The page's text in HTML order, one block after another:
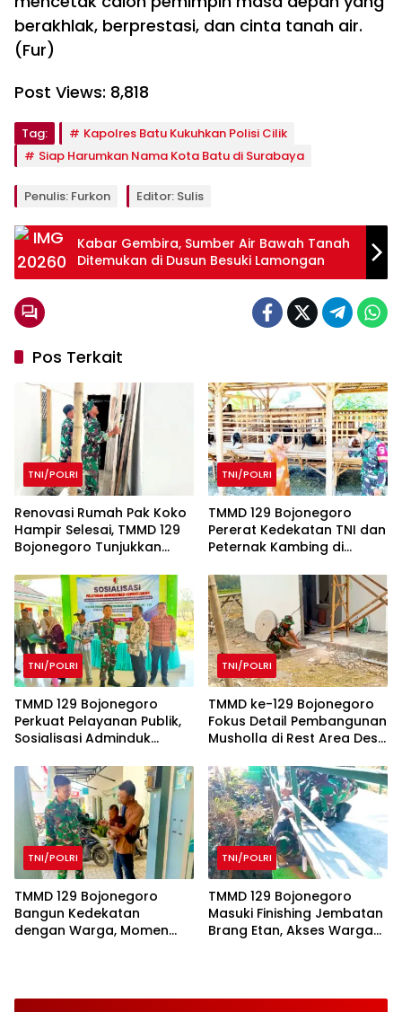
berakhlak, berprestasi, dan cinta tanah air.
(Fur)
Post Views: 8,818
Tag:
Kapolres Batu Kukuhkan Polisi Cilik
Siap Harumkan Nama Kota Batu di Surabaya
Penulis: Furkon Editor: Sulis
Kabar Gembira, Sumber Air Bawah Tanah
Ditemukan di Dusun Besuki Lamongan
Pos Terkait
TNI/POLRI
Renovasi Rumah Pak Koko
Hampir Selesai, TMMD 129
Bojonegoro Tunjukkan
TNI/POLRI
TMMD 129 Bojonegoro
Pererat Kedekatan TNI dan
Peternak Kambing di
TNI/POLRI
TMMD 129 Bojonegoro
Perkuat Pelayanan Publik,
Sosialisasi Adminduk
TNI/POLRI
TMMD ke-129 Bojonegoro
Fokus Detail Pembangunan
Musholla di Rest Area Desa
TNI/POLRI
TMMD 129 Bojonegoro
Bangun Kedekatan
dengan Warga, Momen
TNI/POLRI
TMMD 129 Bojonegoro
Masuki Finishing Jembatan
Brang Etan, Akses Warga